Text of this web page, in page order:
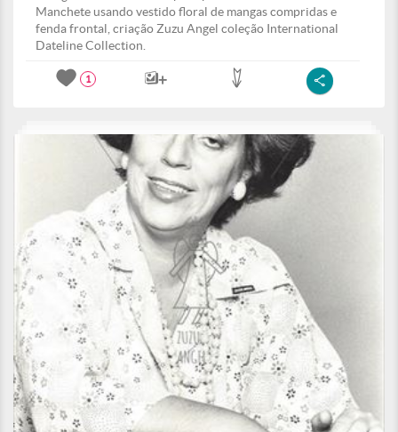
Manchete usando vestido floral de mangas compridas e
fenda frontal, criação Zuzu Angel coleção International
Dateline Collection.
1